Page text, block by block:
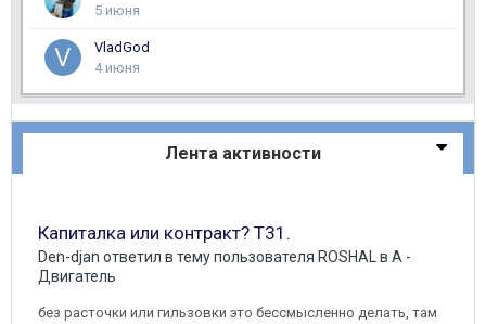
5 июня
VladGod
4 июня
Лента активности
Капиталка или контракт? Т31.
Den-djan ответил в тему пользователя ROSHAL в A -
Двигатель
без расточки или гильзовки это бессмысленно делать, там